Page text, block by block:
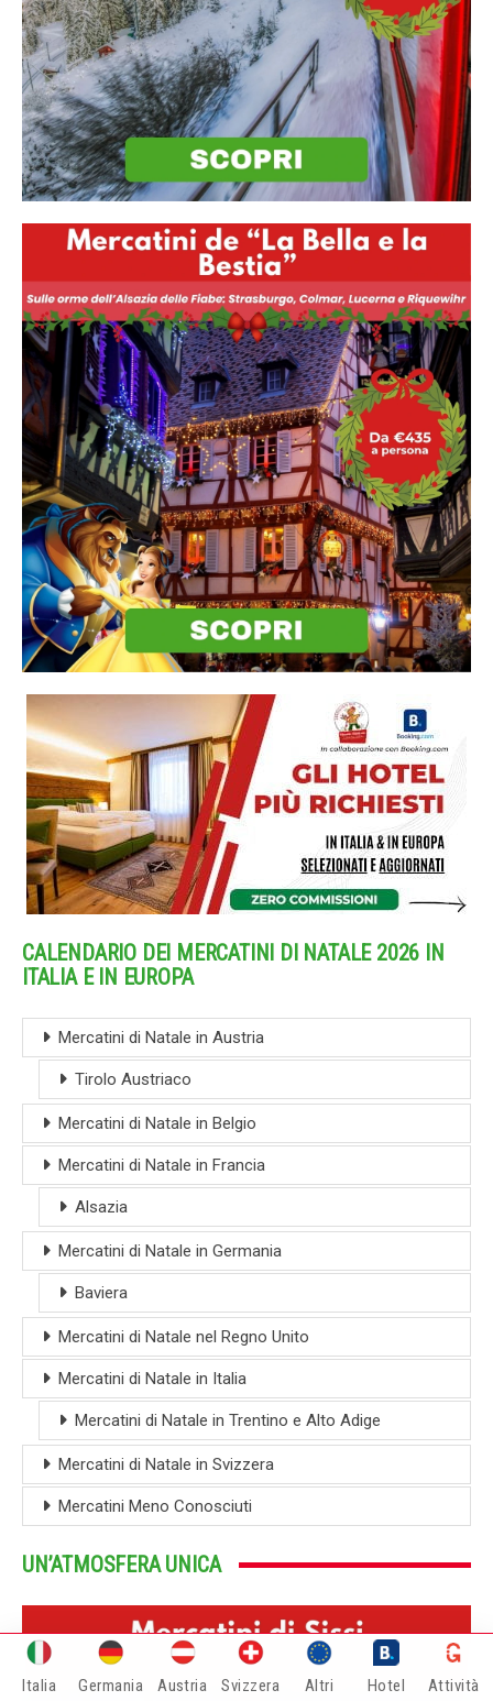
CALENDARIO DEI MERCATINI DI NATALE 2026 IN
ITALIA E IN EUROPA
Mercatini di Natale in Austria
Tirolo Austriaco
Mercatini di Natale in Belgio
Mercatini di Natale in Francia
Alsazia
Mercatini di Natale in Germania
Baviera
Mercatini di Natale nel Regno Unito
Mercatini di Natale in Italia
Mercatini di Natale in Trentino e Alto Adige
Mercatini di Natale in Svizzera
Mercatini Meno Conosciuti
UN’ATMOSFERA UNICA
Italia Germania Austria Svizzera Altri Hotel Attività